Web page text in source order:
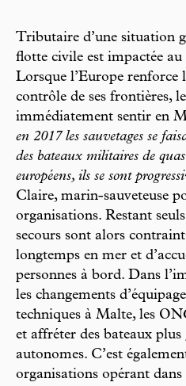
Tributaire d’une situation
flotte civile est impactée
Lorsque l’Europe renforce
contrôle de ses frontières,
immédiatement sentir en
en 2017 les sauvetages se
des bateaux militaires de
européens, ils se sont
Claire, marin-sauveteuse
organisations. Restant
secours sont alors
longtemps en mer et
personnes à bord. Dans
les changements
techniques à Malte, les
et affréter des bateaux plus
autonomes. C’est
organisations opérant dans